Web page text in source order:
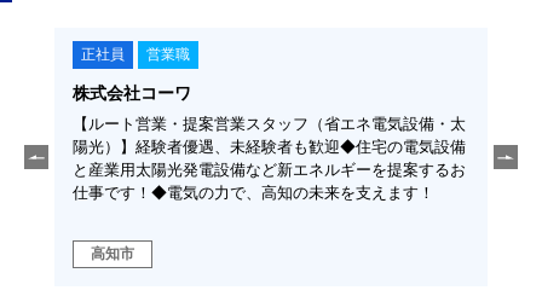
設備
るお
正社員 営業職
入交道路施設株式会社
【営業】◆完全週休二日制（土日）◆経験不問◆社員の
多くが中途採用で、未経験者が約80％◆マイカー通勤
無料駐車場有り◆資格手当補助
高知市
根